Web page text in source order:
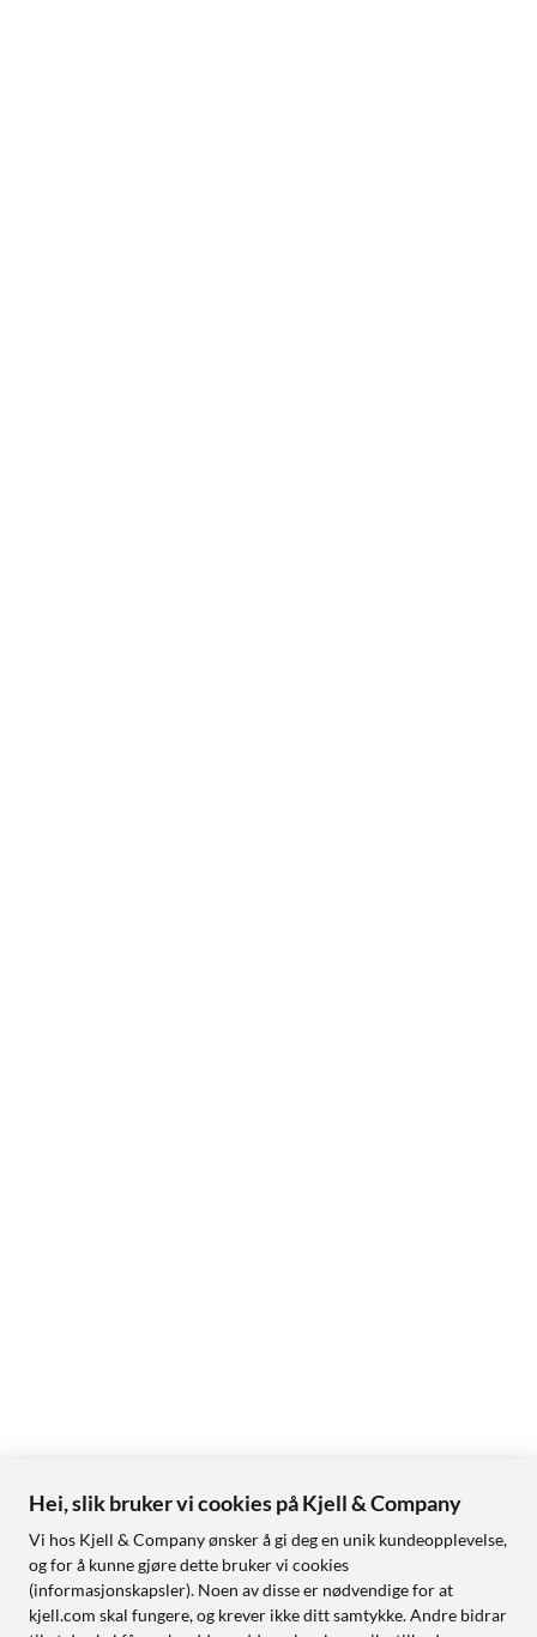
Hei, slik bruker vi cookies på Kjell & Company
Vi hos Kjell & Company ønsker å gi deg en unik kundeopplevelse,
og for å kunne gjøre dette bruker vi cookies
(informasjonskapsler). Noen av disse er nødvendige for at
kjell.com skal fungere, og krever ikke ditt samtykke. Andre bidrar